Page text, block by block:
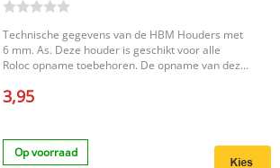
Technische gegevens van de HBM Houders met
6 mm. As. Deze houder is geschikt voor alle
Roloc opname toebehoren. De opname van deze
afgebeelde schuurschijven zijn niet inbegrepen.
3,95
Op voorraad